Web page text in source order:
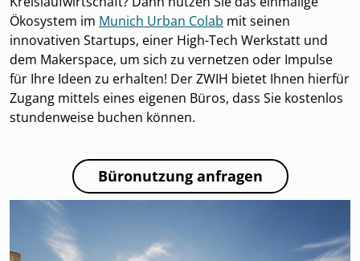
Ökosystem im Munich Urban Colab mit seinen
innovativen Startups, einer High-Tech Werkstatt und
dem Makerspace, um sich zu vernetzen oder Impulse
für Ihre Ideen zu erhalten! Der ZWIH bietet Ihnen hierfür
Zugang mittels eines eigenen Büros, dass Sie kostenlos
stundenweise buchen können.
Büronutzung anfragen